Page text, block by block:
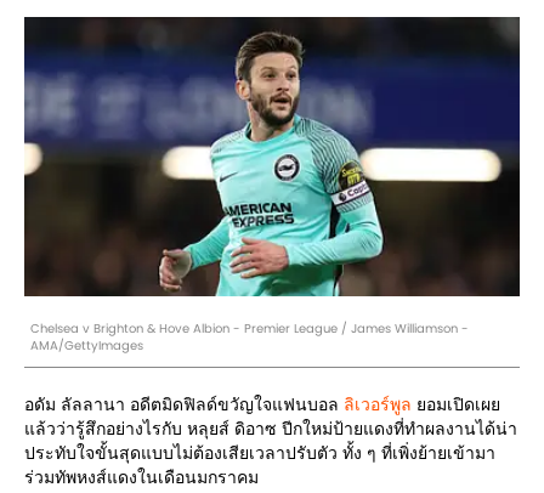
Chelsea v Brighton & Hove Albion - Premier League / James Williamson -
AMA/GettyImages
อดัม ลัลลานา อดีตมิดฟิลด์ขวัญใจแฟนบอล ลิเวอร์พูล ยอมเปิดเผย
แล้วว่ารู้สึกอย่างไรกับ หลุยส์ ดิอาซ ปีกใหม่ป้ายแดงที่ทำผลงานได้น่า
ประทับใจขั้นสุดแบบไม่ต้องเสียเวลาปรับตัว ทั้ง ๆ ที่เพิ่งย้ายเข้ามา
ร่วมทัพหงส์แดงในเดือนมกราคม